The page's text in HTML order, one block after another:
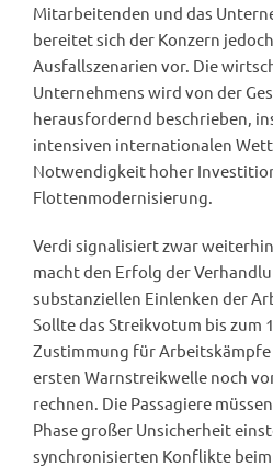
Mitarbeitenden und das
bereitet sich der Konzern
Ausfallszenarien vor. Die
Unternehmens wird von der
herausfordernd beschrieben,
intensiven internationalen
Notwendigkeit hoher
Flottenmodernisierung.
Verdi signalisiert zwar
macht den Erfolg der
substanziellen Einlenken der
Sollte das Streikvotum bis zum
Zustimmung für
ersten Warnstreikwelle noch
rechnen. Die Passagiere
Phase großer Unsicherheit
synchronisierten Konflikte